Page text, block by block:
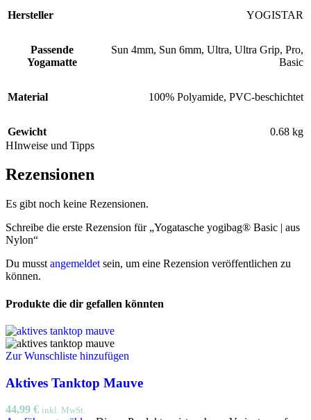
Hersteller YOGISTAR
Passende
Yogamatte
Sun 4mm, Sun 6mm, Ultra, Ultra Grip, Pro,
Basic
Material 100% Polyamide, PVC-beschichtet
Gewicht
0.68 kg
HInweise und Tipps
Rezensionen
Es gibt noch keine Rezensionen.
Schreibe die erste Rezension für „Yogatasche yogibag® Basic | aus
Nylon“
Du musst angemeldet sein, um eine Rezension veröffentlichen zu
können.
Produkte die dir gefallen könnten
Zur Wunschliste hinzufügen
Aktives Tanktop Mauve
44,99 € inkl. MwSt.